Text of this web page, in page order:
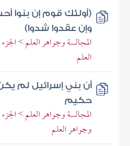
(أولئك قوم إن بنوا
وإن عقدوا شدوا)
المجالسة وجواهر العلم >
العلم
أن بني إسرائيل لم
حكيم
المجالسة وجواهر العلم >
وجواهر العلم